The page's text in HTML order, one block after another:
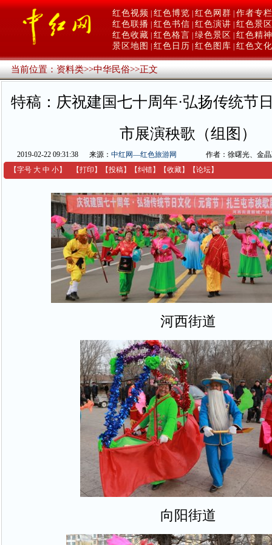
红色视频 红色博览 红色网群 作者专栏
红色联播 红色书信 红色演讲 红色景区
红色收藏 红色格言 绿色景区
红色精神
景区地图
红色日历 红色图库 红色文化
当前位置：资料类>>中华民俗>>正文
特稿：庆祝建国七十周年·弘扬传统节
市展演秧歌（组图）
2019-02-22 09:31:38 来源： 中红网—红色旅游网
作者：徐曙光、金
【字号 大 中 小】 【打印 】 【投稿】 【纠错】 【收藏】 【论坛】
河西街道
向阳街道